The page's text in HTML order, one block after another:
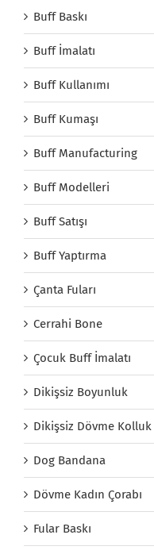
Buff Baskı
Buff İmalatı
Buff Kullanımı
Buff Kumaşı
Buff Manufacturing
Buff Modelleri
Buff Satışı
Buff Yaptırma
Çanta Fuları
Cerrahi Bone
Çocuk Buff İmalatı
Dikişsiz Boyunluk
Dikişsiz Dövme Kolluk
Dog Bandana
Dövme Kadın Çorabı
Fular Baskı